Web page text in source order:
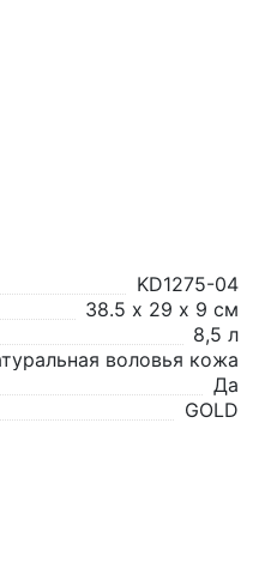
KD1275-04
38.5 х 29 х 9 см
8,5 л
воловья кожа
Да
GOLD